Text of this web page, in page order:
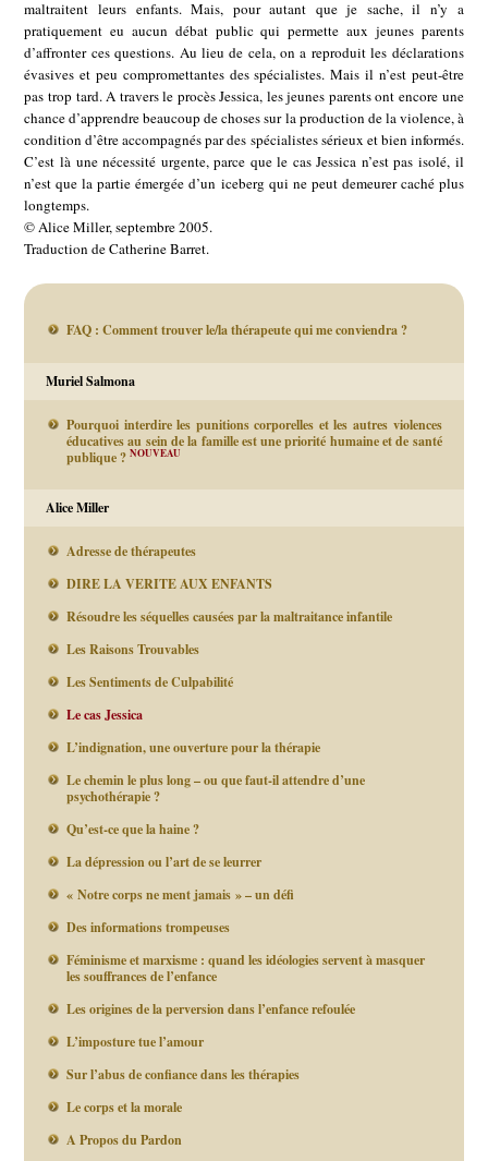
maltraitent leurs enfants. Mais, pour autant que je sache, il n’y a
pratiquement eu aucun débat public qui permette aux jeunes parents
d’affronter ces questions. Au lieu de cela, on a reproduit les déclarations
évasives et peu compromettantes des spécialistes. Mais il n’est peut-être
pas trop tard. A travers le procès Jessica, les jeunes parents ont encore une
chance d’apprendre beaucoup de choses sur la production de la violence, à
condition d’être accompagnés par des spécialistes sérieux et bien informés.
C’est là une nécessité urgente, parce que le cas Jessica n’est pas isolé, il
n’est que la partie émergée d’un iceberg qui ne peut demeurer caché plus
longtemps.
© Alice Miller, septembre 2005.
Traduction de Catherine Barret.
FAQ : Comment trouver le/la thérapeute qui me conviendra ?
Muriel Salmona
Pourquoi interdire les punitions corporelles et les autres violences
éducatives au sein de la famille est une priorité humaine et de santé
publique ?NOUVEAU
Alice Miller
Adresse de thérapeutes
DIRE LA VERITE AUX ENFANTS
Résoudre les séquelles causées par la maltraitance infantile
Les Raisons Trouvables
Les Sentiments de Culpabilité
Le cas Jessica
L’indignation, une ouverture pour la thérapie
Le chemin le plus long – ou que faut-il attendre d’une
psychothérapie ?
Qu’est-ce que la haine ?
La dépression ou l’art de se leurrer
« Notre corps ne ment jamais » – un défi
Des informations trompeuses
Féminisme et marxisme : quand les idéologies servent à masquer
les souffrances de l’enfance
Les origines de la perversion dans l’enfance refoulée
L’imposture tue l’amour
Sur l’abus de confiance dans les thérapies
Le corps et la morale
A Propos du Pardon